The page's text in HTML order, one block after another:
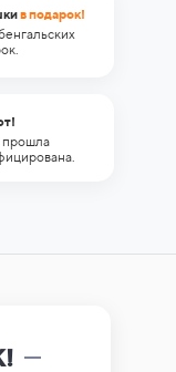
в подарок!
прошла